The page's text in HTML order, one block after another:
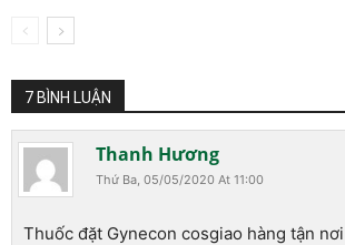
7 BÌNH LUẬN
Thanh Hương
Thứ Ba, 05/05/2020 At 11:00
Thuốc đặt Gynecon cosgiao hàng tận